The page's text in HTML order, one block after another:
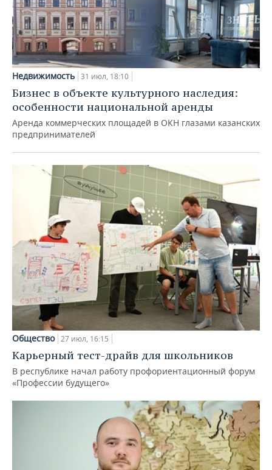
Недвижимость 31 июл, 18:10
Бизнес в объекте культурного наследия:
особенности национальной аренды
Аренда коммерческих площадей в ОКН глазами казанских
предпринимателей
Общество 27 июл, 16:15
Карьерный тест-драйв для школьников
В республике начал работу профориентационный форум
«Профессии будущего»